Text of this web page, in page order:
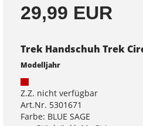
29,99 EUR
Trek Handschuh Trek
Modelljahr
Z.Z. nicht verfügbar
Art.Nr. 5301671
Farbe: BLUE SAGE